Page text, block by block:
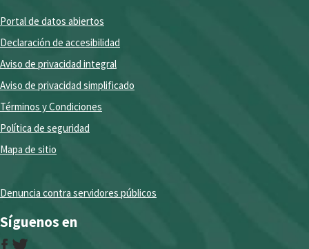
Portal de datos abiertos
Declaración de accesibilidad
Aviso de privacidad integral
Aviso de privacidad simplificado
Términos y Condiciones
Política de seguridad
Mapa de sitio
Denuncia contra servidores públicos
Síguenos en